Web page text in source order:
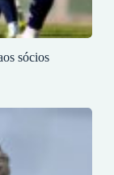
sócios